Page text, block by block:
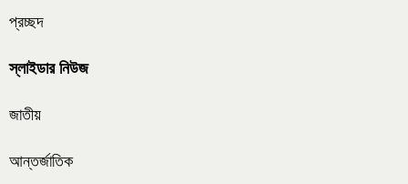
প্রচ্ছদ
স্লাইডার নিউজ
জাতীয়
আন্তর্জাতিক